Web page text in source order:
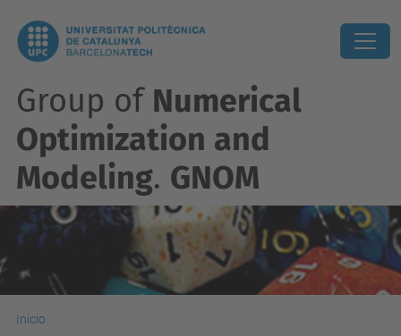
Group of Numerical
Optimization and
Modeling. GNOM
Inicio